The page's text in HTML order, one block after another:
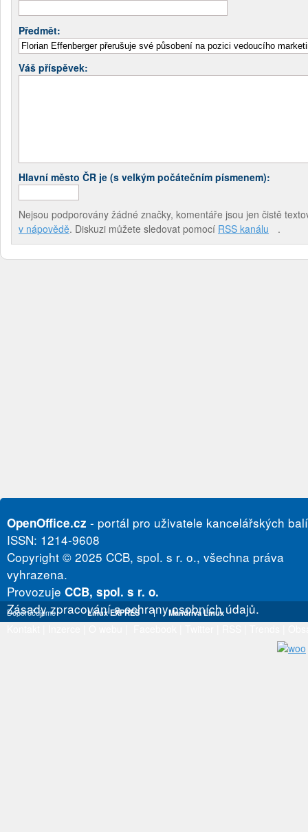
Předmět:
Váš příspěvek:
Hlavní město ČR je (s velkým počátečním písmenem):
Nejsou podporovány žádné značky, komentáře jsou jen čistě
v nápovědě. Diskuzi můžete sledovat pomocí RSS kanálu .
OpenOffice.cz - portál pro uživatele kancelářských
ISSN: 1214-9608
Copyright © 2025 CCB, spol. s r. o., všechna práva
vyhrazena.
Provozuje CCB, spol. s r. o.
Zásady zpracování a ochrany osobních údajů.
Doporučujeme Linux EXPRES | Mandriva Linux